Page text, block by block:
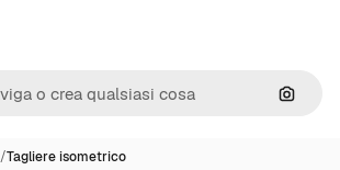
Cerca
/Tagliere isometrico